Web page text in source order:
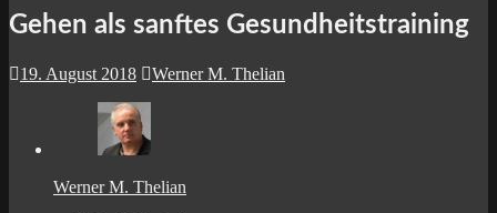
Gehen als sanftes Gesundheitstraining
19. August 2018 Werner M. Thelian
Werner M. Thelian